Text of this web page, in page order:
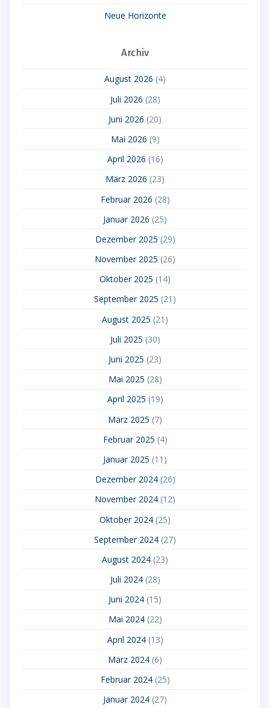
Neue Horizonte
Archiv
August 2026 (4)
Juli 2026 (28)
Juni 2026 (20)
Mai 2026 (9)
April 2026 (16)
März 2026 (23)
Februar 2026 (28)
Januar 2026 (25)
Dezember 2025 (29)
November 2025 (26)
Oktober 2025 (14)
September 2025 (21)
August 2025 (21)
Juli 2025 (30)
Juni 2025 (23)
Mai 2025 (28)
April 2025 (19)
März 2025 (7)
Februar 2025 (4)
Januar 2025 (11)
Dezember 2024(26)
November 2024 (12)
Oktober 2024 (25)
September 2024 (27)
August 2024 (23)
Juli 2024(28)
Juni 2024 (15)
Mai 2024(22)
April 2024(13)
März 2024 (6)
Februar 2024(25)
Januar 2024 (27)